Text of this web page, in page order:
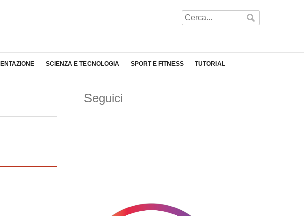
SCIENZA E TECNOLOGIA SPORT E FITNESS TUTORIAL
Seguici